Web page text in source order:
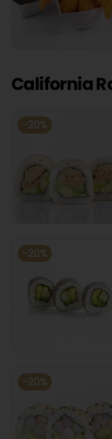
California
-20%
-20%
-20%